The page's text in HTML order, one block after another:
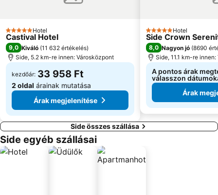
5 Kategória
Hotel
Castival Hotel
9,0 Kiváló (11 632 értékelés)
Side, 5.2 km-re innen: Városközpont
kezdőár: 33 958 Ft
2 oldal árainak mutatása
Árak megjelenítése
5 Kategória
Hotel
Side Crown
8,0 Nagyon jó (8690
Side, 11.1 km-re
A pontos árak
válasszon
Árak
Side összes szállása
Side egyéb szállásai